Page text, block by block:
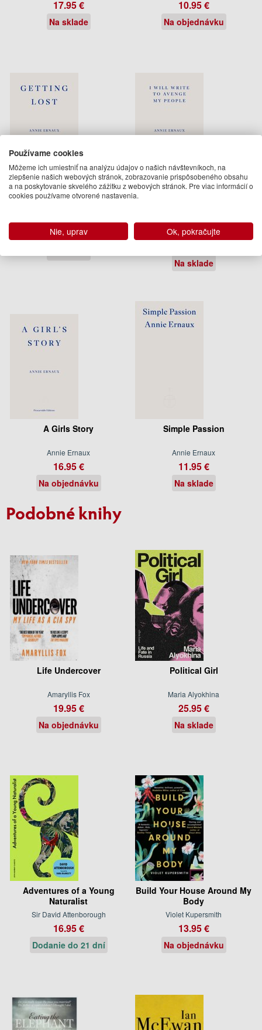
17.95 €
Na sklade
10.95 €
Na objednávku
Getting Lost - WINNER OF
THE 2022 NOBEL PRIZE IN
Annie Ernaux
17.95 €
I Will Write To Avenge My
Annie Ernaux
Na sklade
A Girls Story
Annie Ernaux
16.95 €
Na objednávku
Simple Passion
Annie Ernaux
11.95 €
Na sklade
Podobné knihy
Life Undercover
Amaryllis Fox
19.95 €
Na objednávku
Political Girl
Maria Alyokhina
25.95 €
Na sklade
Adventures of a Young
Naturalist
Sir David Attenborough
16.95 €
Dodanie do 21 dní
Build Your House Around My
Body
Violet Kupersmith
13.95 €
Na objednávku
Používame cookies
Môžeme ich umiestniť na analýzu údajov o našich návštevníkoch, na
zlepšenie našich webových stránok, zobrazovanie prispôsobeného obsahu
a na poskytovanie skvelého zážitku z webových stránok. Pre viac informácií o
cookies používame otvorené nastavenia.
Nie, uprav Ok, pokračujte